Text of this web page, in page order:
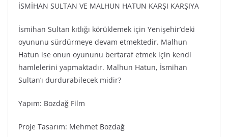
İSMİHAN SULTAN VE MALHUN HATUN KARŞI KARŞIYA
İsmihan Sultan kıtlığı körüklemek için Yenişehir’deki
oyununu sürdürmeye devam etmektedir. Malhun
Hatun ise onun oyununu bertaraf etmek için kendi
hamlelerini yapmaktadır. Malhun Hatun, İsmihan
Sultan’ı durdurabilecek midir?
Yapım: Bozdağ Fi̇lm
Proje Tasarım: Mehmet Bozdağ